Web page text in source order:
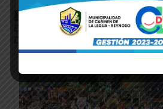
TOUR DE LA ALEGRÍA
DIVERSIÓN GRATUITA A LOS